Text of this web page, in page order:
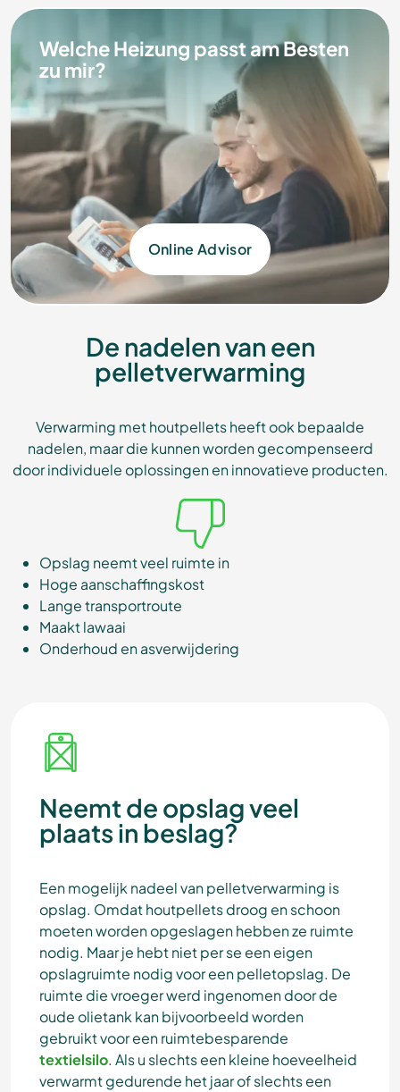
Welche Heizung passt am Besten
zu mir?
Online Advisor
De nadelen van een
pelletverwarming
Verwarming met houtpellets heeft ook bepaalde
nadelen, maar die kunnen worden gecompenseerd
door individuele oplossingen en innovatieve producten.
Opslag neemt veel ruimte in
Hoge aanschaffingskost
Lange transportroute
Maakt lawaai
Onderhoud en asverwijdering
Neemt de opslag veel
plaats in beslag?
Een mogelijk nadeel van pelletverwarming is
opslag. Omdat houtpellets droog en schoon
moeten worden opgeslagen hebben ze ruimte
nodig. Maar je hebt niet per se een eigen
opslagruimte nodig voor een pelletopslag. De
ruimte die vroeger werd ingenomen door de
oude olietank kan bijvoorbeeld worden
gebruikt voor een ruimtebesparende
textielsilo. Als u slechts een kleine hoeveelheid
verwarmt gedurende het jaar of slechts een